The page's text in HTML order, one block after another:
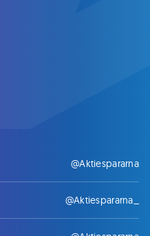
@Aktiespararna
@Aktiespararna_